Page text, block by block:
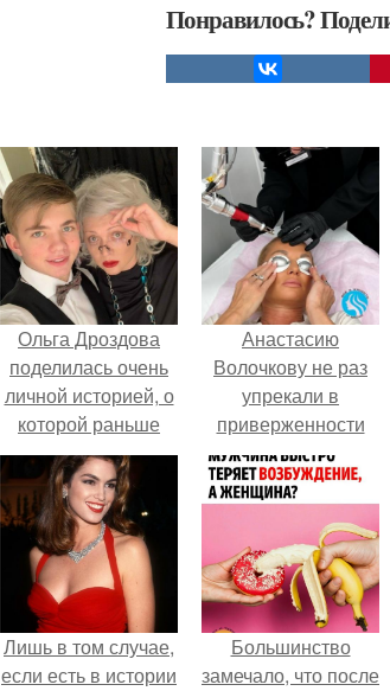
Понравилось?
Ольга Дроздова
поделилась очень
личной историей, о
которой раньше
почти не говорила.
Анастасию
Волочкову не раз
упрекали в
приверженности
устаревшим бьюти -
процедурам.
Лишь в том случае,
если есть в истории
Большинство
замечало, что после